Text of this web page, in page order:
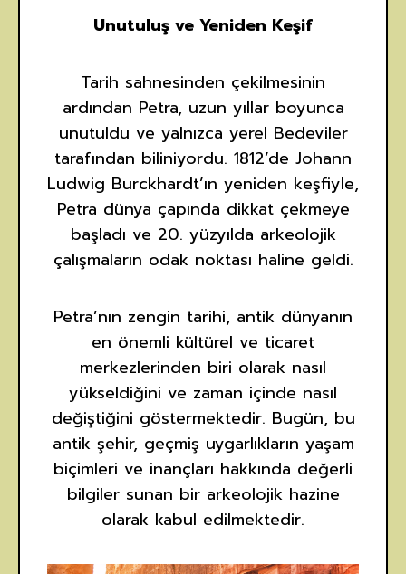
Unutuluş ve Yeniden Keşif
Tarih sahnesinden çekilmesinin
ardından Petra, uzun yıllar boyunca
unutuldu ve yalnızca yerel Bedeviler
tarafından biliniyordu. 1812’de Johann
Ludwig Burckhardt’ın yeniden keşfiyle,
Petra dünya çapında dikkat çekmeye
başladı ve 20. yüzyılda arkeolojik
çalışmaların odak noktası haline geldi.
Petra’nın zengin tarihi, antik dünyanın
en önemli kültürel ve ticaret
merkezlerinden biri olarak nasıl
yükseldiğini ve zaman içinde nasıl
değiştiğini göstermektedir. Bugün, bu
antik şehir, geçmiş uygarlıkların yaşam
biçimleri ve inançları hakkında değerli
bilgiler sunan bir arkeolojik hazine
olarak kabul edilmektedir.